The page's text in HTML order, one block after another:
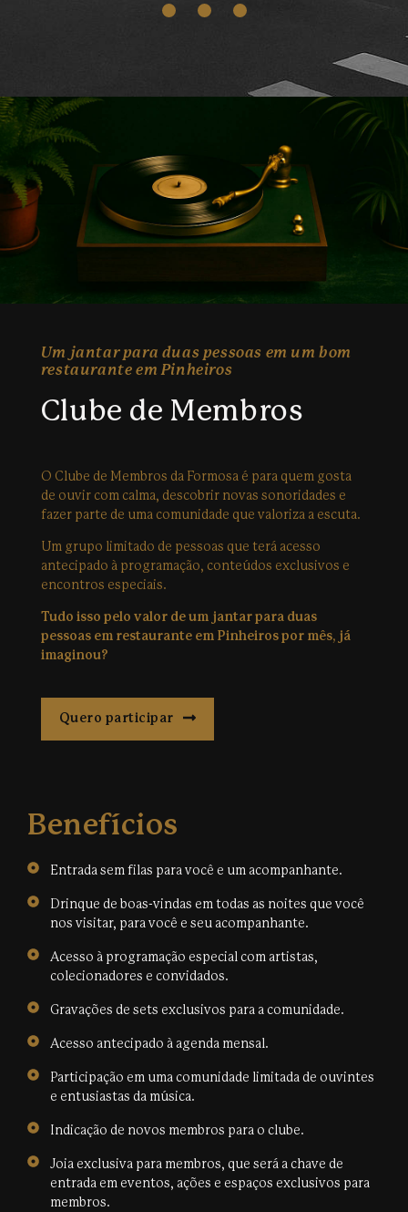
Um jantar para duas pessoas em um bom
restaurante em Pinheiros
Clube de Membros
O Clube de Membros da Formosa é para quem gosta
de ouvir com calma, descobrir novas sonoridades e
fazer parte de uma comunidade que valoriza a escuta.
Um grupo limitado de pessoas que terá acesso
antecipado à programação, conteúdos exclusivos e
encontros especiais.
Tudo isso pelo valor de um jantar para duas
pessoas em restaurante em Pinheiros por mês, já
imaginou?
Quero participar
Benefícios
Entrada sem filas para você e um acompanhante.
Drinque de boas-vindas em todas as noites que você
nos visitar, para você e seu acompanhante.
Acesso à programação especial com artistas,
colecionadores e convidados.
Gravações de sets exclusivos para a comunidade.
Acesso antecipado à agenda mensal.
Participação em uma comunidade limitada de ouvintes
e entusiastas da música.
Indicação de novos membros para o clube.
Joia exclusiva para membros, que será a chave de
entrada em eventos, ações e espaços exclusivos para
membros.